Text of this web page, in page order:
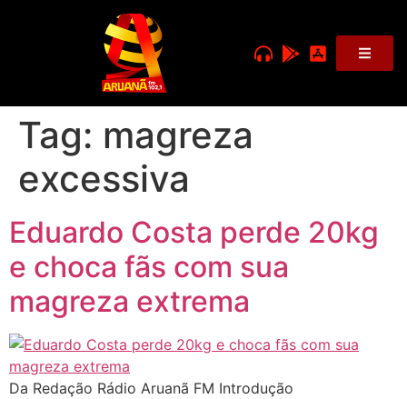
Tag: magreza
excessiva
Eduardo Costa perde 20kg
e choca fãs com sua
magreza extrema
Da Redação Rádio Aruanã FM Introdução